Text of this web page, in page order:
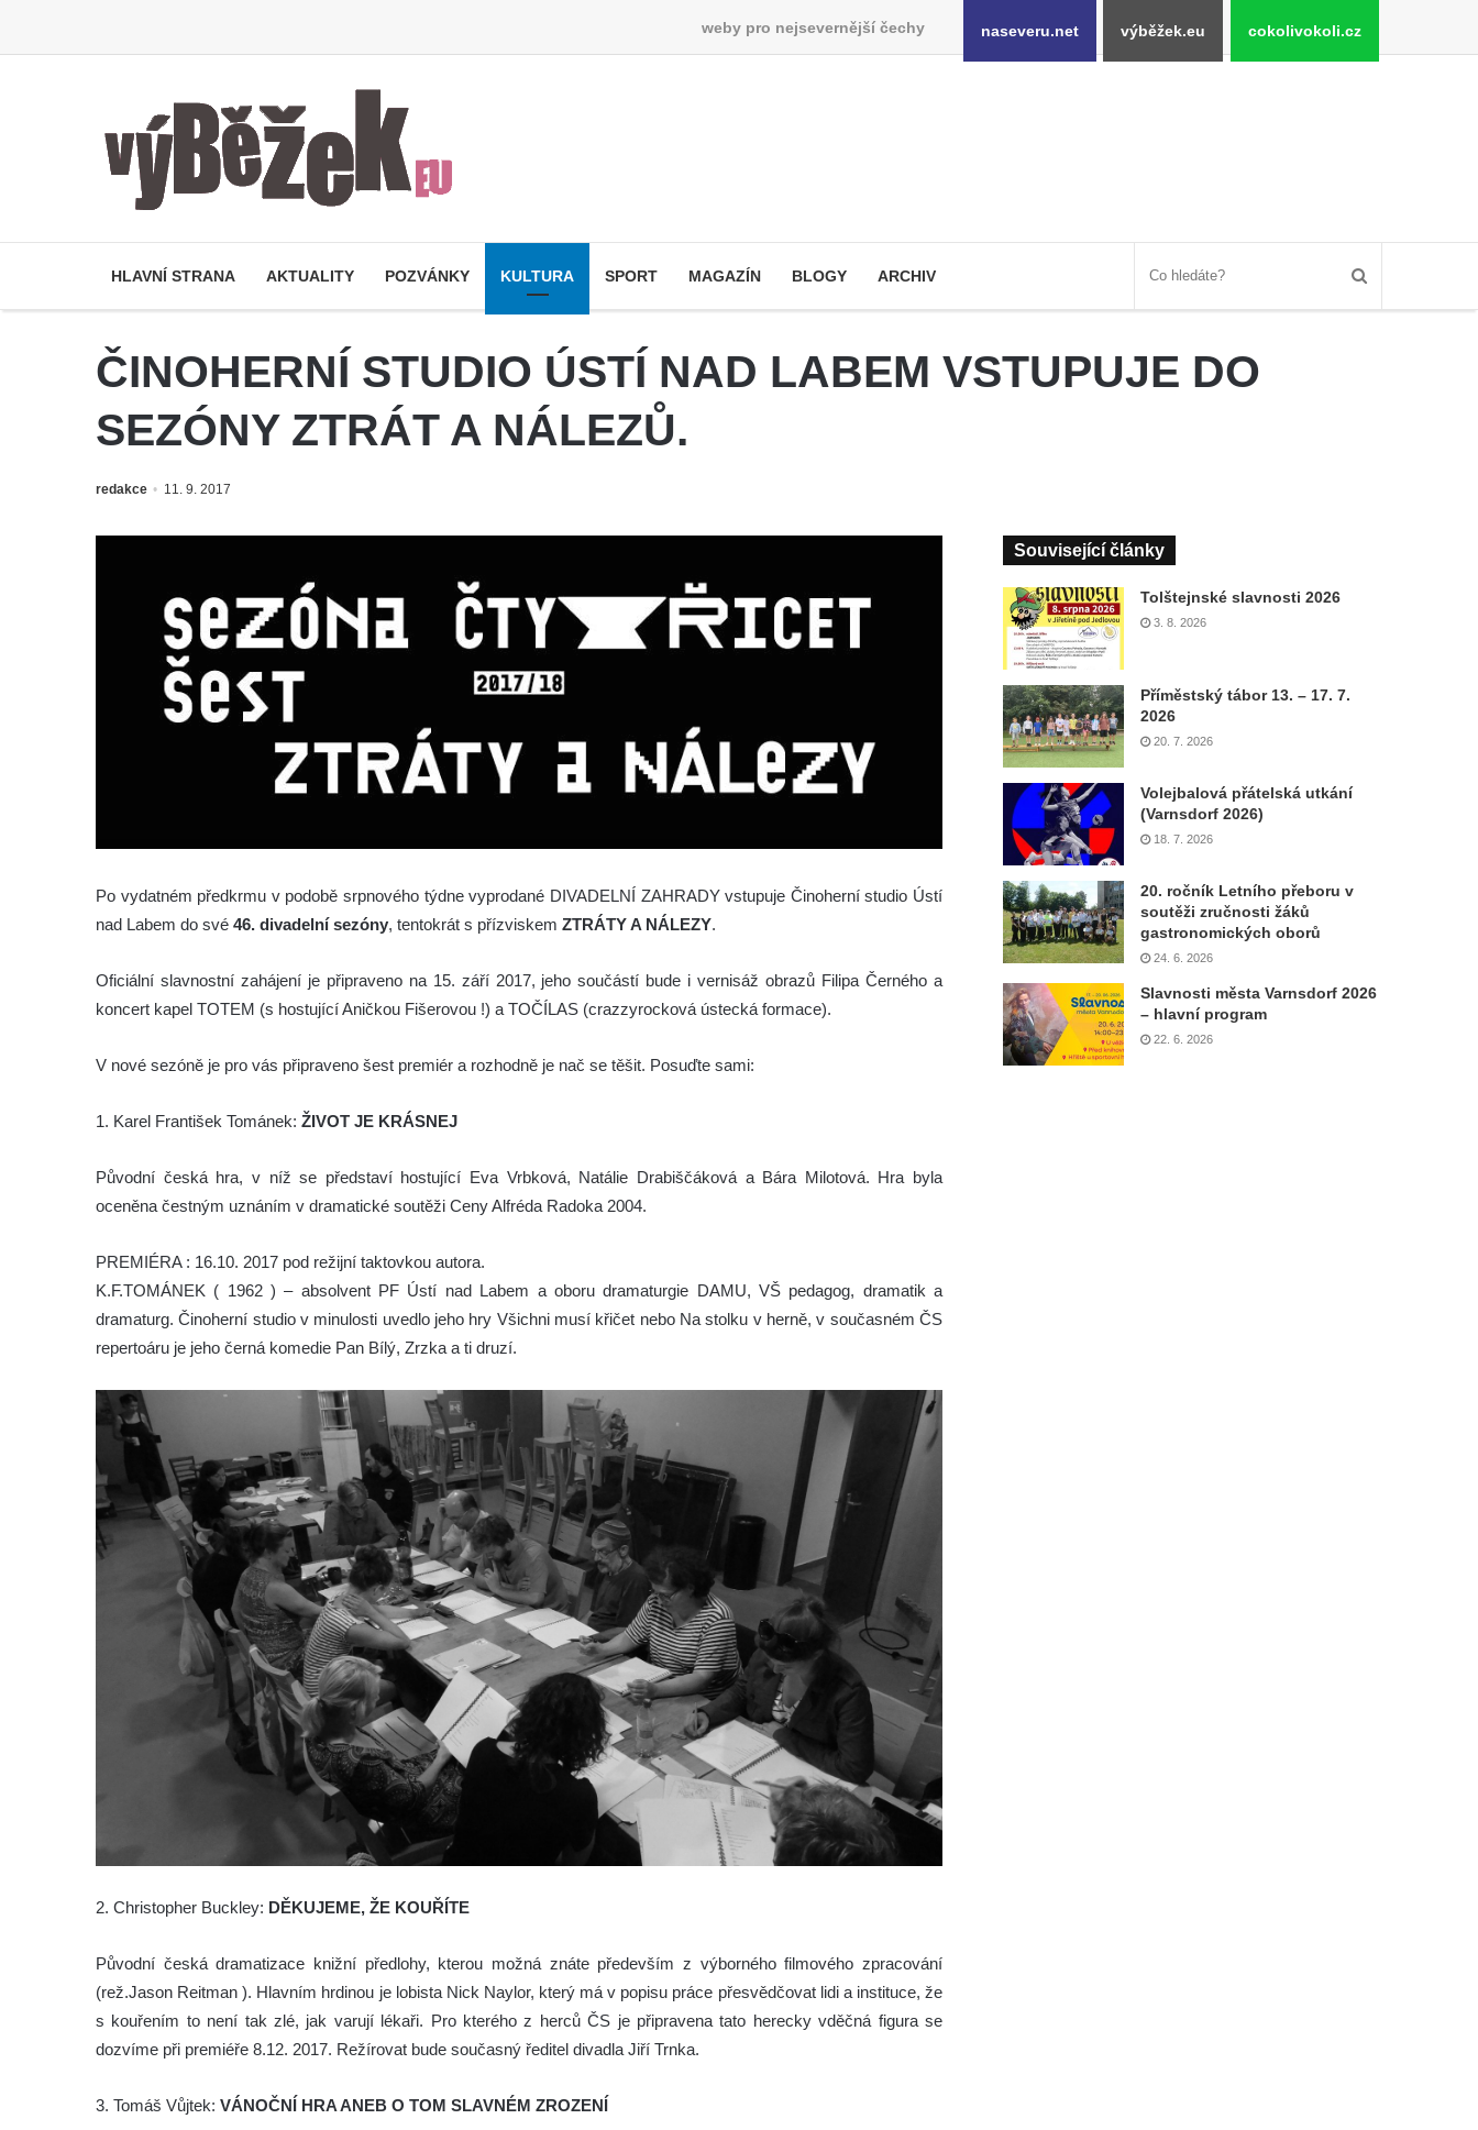
weby pro nejsevernější čechy naseveru.net výběžek.eu cokolivokoli.cz
HLAVNÍ STRANA AKTUALITY POZVÁNKY KULTURA SPORT MAGAZÍN BLOGY ARCHIV
ČINOHERNÍ STUDIO ÚSTÍ NAD LABEM VSTUPUJE DO
SEZÓNY ZTRÁT A NÁLEZŮ.
redakce 11. 9. 2017
Po vydatném předkrmu v podobě srpnového týdne vyprodané DIVADELNÍ ZAHRADY vstupuje Činoherní studio Ústí
nad Labem do své 46. divadelní sezóny, tentokrát s přízviskem ZTRÁTY A NÁLEZY.
Oficiální slavnostní zahájení je připraveno na 15. září 2017, jeho součástí bude i vernisáž obrazů Filipa Černého a
koncert kapel TOTEM (s hostující Aničkou Fišerovou !) a TOČÍLAS (crazzyrocková ústecká formace).
V nové sezóně je pro vás připraveno šest premiér a rozhodně je nač se těšit. Posuďte sami:
1. Karel František Tománek: ŽIVOT JE KRÁSNEJ
Původní česká hra, v níž se představí hostující Eva Vrbková, Natálie Drabiščáková a Bára Milotová. Hra byla
oceněna čestným uznáním v dramatické soutěži Ceny Alfréda Radoka 2004.
PREMIÉRA : 16.10. 2017 pod režijní taktovkou autora.
K.F.TOMÁNEK ( 1962 ) – absolvent PF Ústí nad Labem a oboru dramaturgie DAMU, VŠ pedagog, dramatik a
dramaturg. Činoherní studio v minulosti uvedlo jeho hry Všichni musí křičet nebo Na stolku v herně, v současném ČS
repertoáru je jeho černá komedie Pan Bílý, Zrzka a ti druzí.
2. Christopher Buckley: DĚKUJEME, ŽE KOUŘÍTE
Původní česká dramatizace knižní předlohy, kterou možná znáte především z výborného filmového zpracování
(rež.Jason Reitman ). Hlavním hrdinou je lobista Nick Naylor, který má v popisu práce přesvědčovat lidi a instituce, že
s kouřením to není tak zlé, jak varují lékaři. Pro kterého z herců ČS je připravena tato herecky vděčná figura se
dozvíme při premiéře 8.12. 2017. Režírovat bude současný ředitel divadla Jiří Trnka.
3. Tomáš Vůjtek: VÁNOČNÍ HRA ANEB O TOM SLAVNÉM ZROZENÍ
Související články
Tolštejnské slavnosti 2026
3. 8. 2026
Příměstský tábor 13. – 17. 7.
2026
20. 7. 2026
Volejbalová přátelská utkání
(Varnsdorf 2026)
18. 7. 2026
20. ročník Letního přeboru v
soutěži zručnosti žáků
gastronomických oborů
24. 6. 2026
Slavnosti města Varnsdorf 2026
– hlavní program
22. 6. 2026